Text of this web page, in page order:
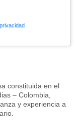
constituida en el
– Colombia,
y experiencia a